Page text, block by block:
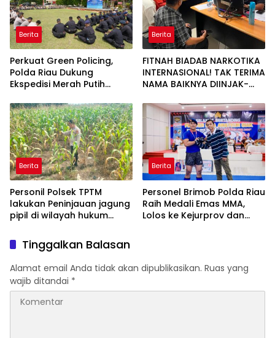
Berita
Perkuat Green Policing,
Polda Riau Dukung
Ekspedisi Merah Putih
Penanaman Mangrove
Berita
FITNAH BIADAB NARKOTIKA
INTERNASIONAL! TAK TERIMA
NAMA BAIKNYA DIINJAK-
DECLARE WAR: SIAP Bantai
DAN SERET AKUN PEMBUNUH
KARAKTER KE PENJARA
POLDA KEPRI!
Berita
Personil Polsek TPTM
lakukan Peninjauan jagung
pipil di wilayah hukum
Berita
Personel Brimob Polda Riau
Raih Medali Emas MMA,
Lolos ke Kejurprov dan
Tinggalkan Balasan
Alamat email Anda tidak akan dipublikasikan. Ruas yang
wajib ditandai *